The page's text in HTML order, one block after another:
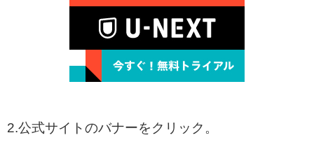
2.公式サイトのバナーをクリック。